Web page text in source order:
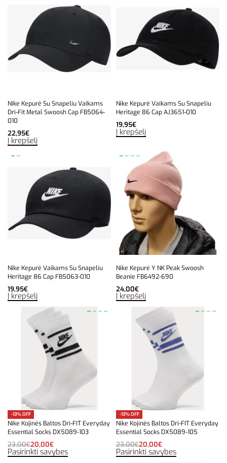
Nike Kepurė Su Snapeliu Vaikams
Dri-Fit Metal Swoosh Cap FB5064-
010
22,95€
Į krepšelį
Nike Kepurė Vaikams Su Snapeliu
Heritage 86 Cap AJ3651-010
19,95€
Į krepšelį
Nike Kepurė Vaikams Su Snapeliu
Heritage 86 Cap FB5063-010
19,95€
Į krepšelį
Nike Kepurė Y NK Peak Swoosh
Beanie FB6492-690
24,00€
Į krepšelį
-13% OFF
Nike Kojinės Baltos Dri-FIT Everyday
Essential Socks DX5089-103
23,00€20,00€
Pasirinkti savybes
-13% OFF
Nike Kojinės Baltos Dri-FIT Everyday
Essential Socks DX5089-105
23,00€20,00€
Pasirinkti savybes